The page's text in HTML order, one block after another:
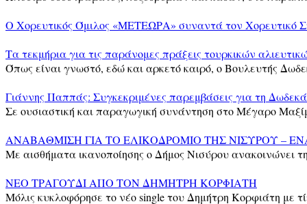
Ο Χορευτικός Όμιλος «ΜΕΤΕΩΡΑ» συναντά τον
Τα τεκμήρια για τις παράνομες πράξεις τουρκικών
Όπως είναι γνωστό, εδώ και αρκετό καιρό, ο Βουλευτής
Γιάννης Παππάς: Συγκεκριμένες παρεμβάσεις για τη
Σε ουσιαστική και παραγωγική συνάντηση στο Μέγαρο
ΑΝΑΒΑΘΜΙΣΗ ΓΙΑ ΤΟ ΕΛΙΚΟΔΡΟΜΙΟ ΤΗΣ ΝΙΣΥΡΟΥ –
Με αισθήματα ικανοποίησης ο Δήμος Νισύρου ανακοινώνει
ΝΕΟ ΤΡΑΓΟΥΔΙ ΑΠΟ ΤΟΝ ΔΗΜΗΤΡΗ ΚΟΡΦΙΑΤΗ
Μόλις κυκλοφόρησε το νέο single του Δημήτρη Κορφιάτη με